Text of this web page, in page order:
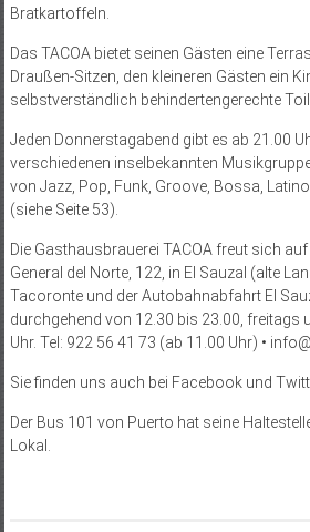
Bratkartoffeln.
Das TACOA bietet seinen Gästen eine
Draußen-Sitzen, den kleineren Gästen ein
selbstverständlich behindertengerechte
Jeden Donnerstagabend gibt es ab 21.00
verschiedenen inselbekannten
von Jazz, Pop, Funk, Groove, Bossa,
(siehe Seite 53).
Die Gasthausbrauerei TACOA freut sich
General del Norte, 122, in El Sauzal (alte
Tacoronte und der Autobahnabfahrt El
durchgehend von 12.30 bis 23.00, freitags
Uhr. Tel: 922 56 41 73 (ab 11.00 Uhr) •
Sie finden uns auch bei Facebook und
Der Bus 101 von Puerto hat seine
Lokal.